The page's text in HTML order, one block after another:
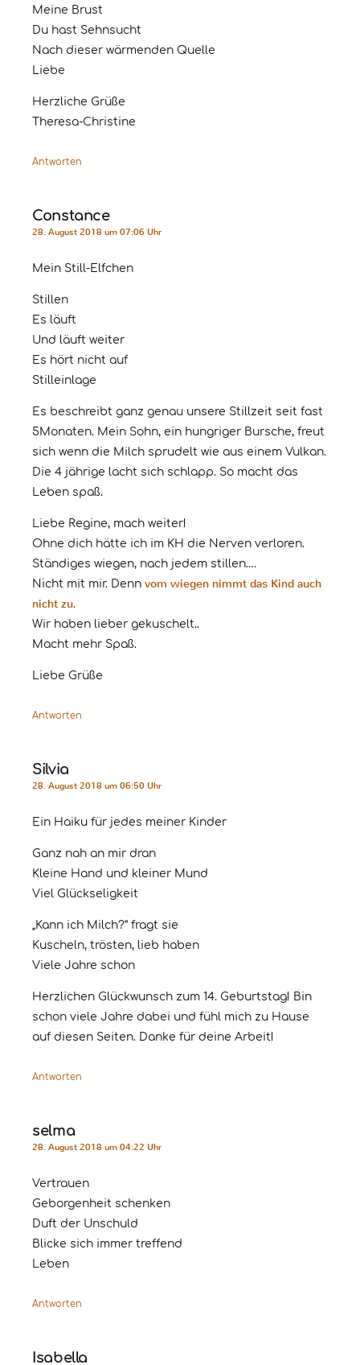
Meine Brust
Du hast Sehnsucht
Nach dieser wärmenden Quelle
Liebe
Herzliche Grüße
Theresa-Christine
Antworten
Constance
28. August 2018 um 07:06 Uhr
Mein Still-Elfchen
Stillen
Es läuft
Und läuft weiter
Es hört nicht auf
Stilleinlage
Es beschreibt ganz genau unsere Stillzeit seit fast
5Monaten. Mein Sohn, ein hungriger Bursche, freut
sich wenn die Milch sprudelt wie aus einem Vulkan.
Die 4 jährige lacht sich schlapp. So macht das
Leben spaß.
Liebe Regine, mach weiter!
Ohne dich hätte ich im KH die Nerven verloren.
Ständiges wiegen, nach jedem stillen….
Nicht mit mir. Denn vom wiegen nimmt das Kind auch
nicht zu.
Wir haben lieber gekuschelt..
Macht mehr Spaß.
Liebe Grüße
Antworten
Silvia
28. August 2018 um 06:50 Uhr
Ein Haiku für jedes meiner Kinder
Ganz nah an mir dran
Kleine Hand und kleiner Mund
Viel Glückseligkeit
„Kann ich Milch?“ fragt sie
Kuscheln, trösten, lieb haben
Viele Jahre schon
Herzlichen Glückwunsch zum 14. Geburtstag! Bin
schon viele Jahre dabei und fühl mich zu Hause
auf diesen Seiten. Danke für deine Arbeit!
Antworten
selma
28. August 2018 um 04:22 Uhr
Vertrauen
Geborgenheit schenken
Duft der Unschuld
Blicke sich immer treffend
Leben
Antworten
Isabella